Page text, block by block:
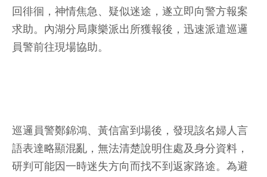
回徘徊，神情焦急、疑似迷途，遂立即向警方報案
求助。內湖分局康樂派出所獲報後，迅速派遣巡邏
員警前往現場協助。
巡邏員警鄭錦鴻、黃信富到場後，發現該名婦人言
語表達略顯混亂，無法清楚說明住處及身分資料，
研判可能因一時迷失方向而找不到返家路途。為避